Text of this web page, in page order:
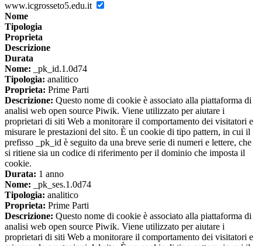
www.icgrosseto5.edu.it
Nome
Tipologia
Proprieta
Descrizione
Durata
Nome: _pk_id.1.0d74
Tipologia: analitico
Proprieta: Prime Parti
Descrizione: Questo nome di cookie è associato alla piattaforma di
analisi web open source Piwik. Viene utilizzato per aiutare i
proprietari di siti Web a monitorare il comportamento dei visitatori e
misurare le prestazioni del sito. È un cookie di tipo pattern, in cui il
prefisso _pk_id è seguito da una breve serie di numeri e lettere, che
si ritiene sia un codice di riferimento per il dominio che imposta il
cookie.
Durata: 1 anno
Nome: _pk_ses.1.0d74
Tipologia: analitico
Proprieta: Prime Parti
Descrizione: Questo nome di cookie è associato alla piattaforma di
analisi web open source Piwik. Viene utilizzato per aiutare i
proprietari di siti Web a monitorare il comportamento dei visitatori e